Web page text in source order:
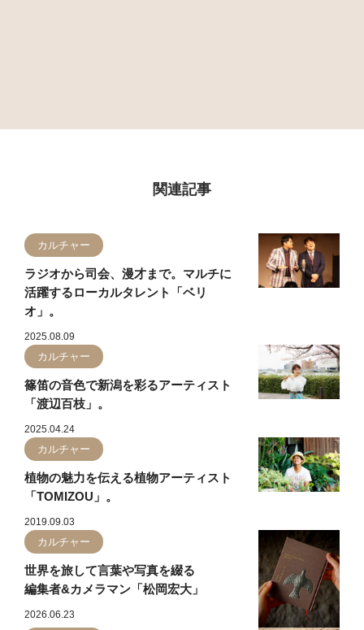
関連記事
カルチャー
ラジオから司会、漫才まで。マルチに
活躍するローカルタレント「ベリ
オ」。
2025.08.09
カルチャー
篠笛の音色で新潟を彩るアーティスト
「渡辺百枝」。
2025.04.24
カルチャー
植物の魅力を伝える植物アーティスト
「TOMIZOU」。
2019.09.03
カルチャー
世界を旅して言葉や写真を綴る
編集者&カメラマン「松岡宏大」
2026.06.23